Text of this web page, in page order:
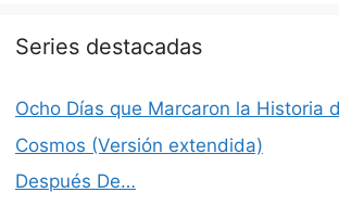
Series destacadas
Ocho Días que Marcaron la Historia
Cosmos (Versión extendida)
Después De…